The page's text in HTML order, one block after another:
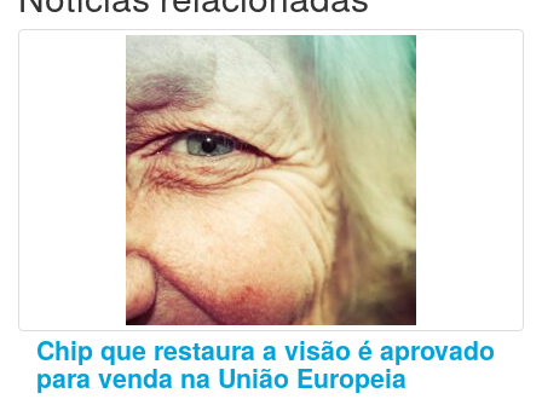
Chip que restaura a visão é aprovado
para venda na União Europeia